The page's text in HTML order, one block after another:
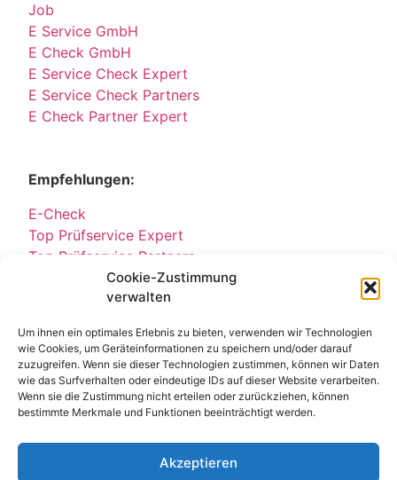
Cookie-Zustimmung
verwalten
Um ihnen ein optimales Erlebnis zu bieten, verwenden wir Technologien
wie Cookies, um Geräteinformationen zu speichern und/oder darauf
zuzugreifen. Wenn sie dieser Technologien zustimmen, können wir Daten
wie das Surfverhalten oder eindeutige IDs auf dieser Website verarbeiten.
Wenn sie die Zustimmung nicht erteilen oder zurückziehen, können
bestimmte Merkmale und Funktionen beeinträchtigt werden.
Akzeptieren
Job
E Service GmbH
E Check GmbH
E Service Check Expert
E Service Check Partners
E Check Partner Expert
Empfehlungen:
E-Check
Top Prüfservice Expert
Top Prüfservice Partners
Top Prüfservice GmbH
Sicherheitsprüfungen Partners
Prüfung E-Check Expert
Prüfung elektrischer Anlagen